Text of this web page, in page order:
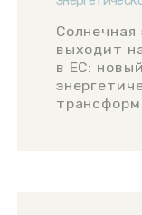
Солнечная
выходит
в ЕС: